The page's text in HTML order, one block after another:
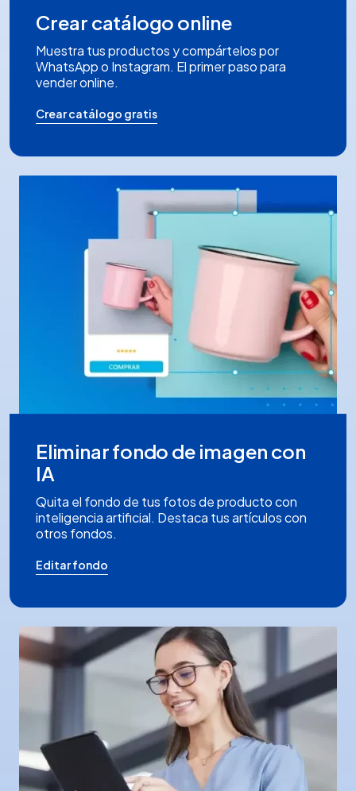
Crear catálogo online
Muestra tus productos y compártelos por
WhatsApp o Instagram. El primer paso para
vender online.
Crear catálogo gratis
Eliminar fondo de imagen con
IA
Quita el fondo de tus fotos de producto con
inteligencia artificial. Destaca tus artículos con
otros fondos.
Editar fondo